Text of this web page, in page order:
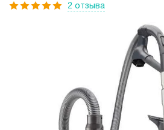
2 отзыва